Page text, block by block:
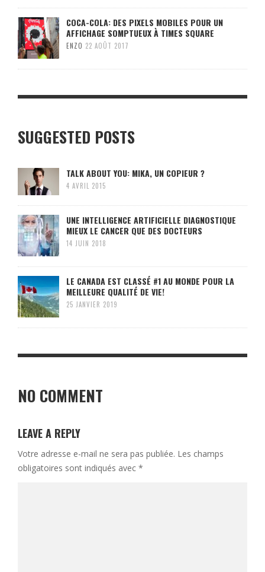
COCA-COLA: DES PIXELS MOBILES POUR UN
AFFICHAGE SOMPTUEUX À TIMES SQUARE
ENZO 22 AOÛT 2017
SUGGESTED POSTS
TALK ABOUT YOU: MIKA, UN COPIEUR ?
4 AVRIL 2015
UNE INTELLIGENCE ARTIFICIELLE DIAGNOSTIQUE
MIEUX LE CANCER QUE DES DOCTEURS
14 JUIN 2018
LE CANADA EST CLASSÉ #1 AU MONDE POUR LA
MEILLEURE QUALITÉ DE VIE!
25 JANVIER 2019
NO COMMENT
LEAVE A REPLY
Votre adresse e-mail ne sera pas publiée. Les champs
obligatoires sont indiqués avec *